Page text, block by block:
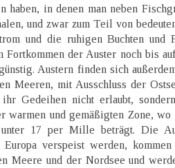
haben, in denen man neben
und zwar zum Teil von
und die ruhigen Buchten und
Fortkommen der Auster noch bis
Austern finden sich
Meeren, mit Ausschluss der
ihr Gedeihen nicht erlaubt,
warmen und gemäßigten Zone, wo
17 per Mille beträgt. Die
Europa verspeist werden, kommen
Meere und der Nordsee und